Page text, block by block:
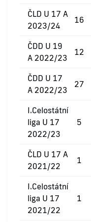
ČLD U 17 A
2023/24
16
ČDD U 19
A 2022/23
12
ČDD U 17
A 2022/23
27
I.Celostátní
liga U 17
2022/23
5
ČLD U 17 A
2021/22
1
I.Celostátní
liga U 17
2021/22
1